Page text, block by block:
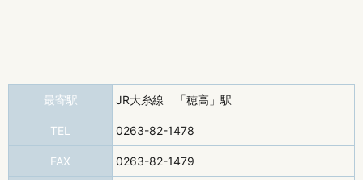
最寄駅 JR大糸線 「穂高」駅
TEL 0263-82-1478
FAX 0263-82-1479